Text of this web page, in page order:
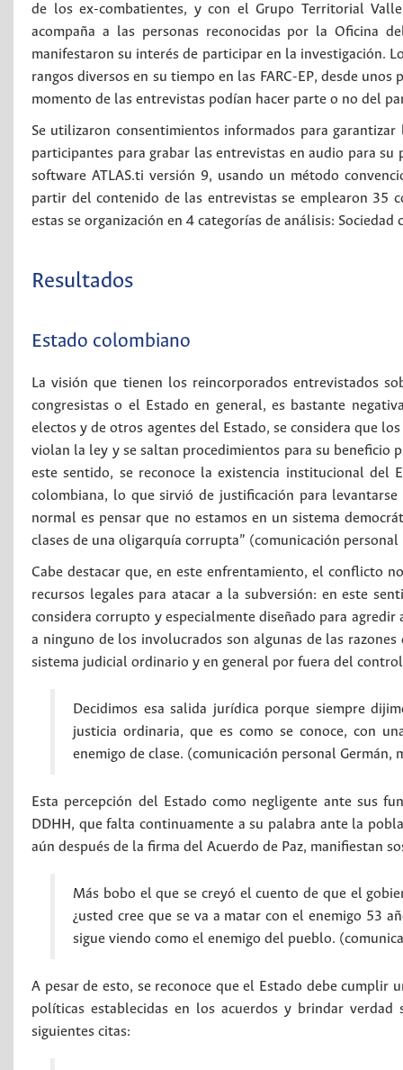
de los ex-combatientes, y con el Grupo Territorial
acompaña a las personas reconocidas por la Oficina
manifestaron su interés de participar en la investigación.
rangos diversos en su tiempo en las FARC-EP, desde
momento de las entrevistas podían hacer parte o no del
Se utilizaron consentimientos informados para
participantes para grabar las entrevistas en audio para
software ATLAS.ti versión 9, usando un método
partir del contenido de las entrevistas se emplearon 35
estas se organización en 4 categorías de análisis:
Resultados
Estado colombiano
La visión que tienen los reincorporados entrevistados
congresistas o el Estado en general, es bastante
electos y de otros agentes del Estado, se considera que
violan la ley y se saltan procedimientos para su beneficio
este sentido, se reconoce la existencia institucional del
colombiana, lo que sirvió de justificación para
normal es pensar que no estamos en un sistema
clases de una oligarquía corrupta” (comunicación personal
Cabe destacar que, en este enfrentamiento, el conflicto
recursos legales para atacar a la subversión: en este
considera corrupto y especialmente diseñado para
a ninguno de los involucrados son algunas de las
sistema judicial ordinario y en general por fuera del
Decidimos esa salida jurídica porque siempre
justicia ordinaria, que es como se conoce, con
enemigo de clase. (comunicación personal Germán,
Esta percepción del Estado como negligente ante sus
DDHH, que falta continuamente a su palabra ante la
aún después de la firma del Acuerdo de Paz, manifiestan
Más bobo el que se creyó el cuento de que el
¿usted cree que se va a matar con el enemigo 53
sigue viendo como el enemigo del pueblo.
A pesar de esto, se reconoce que el Estado debe
políticas establecidas en los acuerdos y brindar
siguientes citas: